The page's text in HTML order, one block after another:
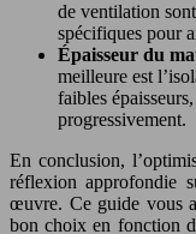
de ventilation
spécifiques pour
Épaisseur du
meilleure est
faibles
progressivement.
En conclusion,
réflexion approfondie
œuvre. Ce guide vous
bon choix en fonction